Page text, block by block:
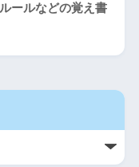
ールなどの覚え書